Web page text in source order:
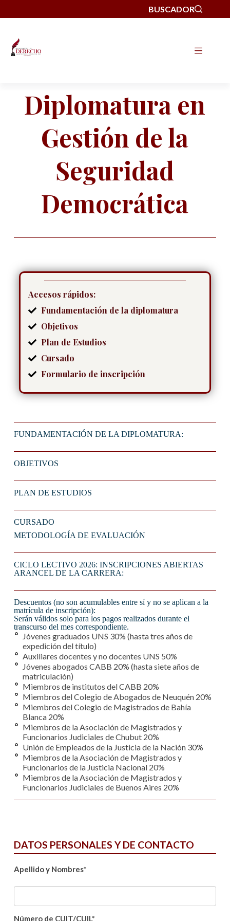
BUSCADOR
Diplomatura en
Gestión de la
Seguridad
Democrática
Accesos rápidos:
Fundamentación de la diplomatura
Objetivos
Plan de Estudios
Cursado
Formulario de inscripción
FUNDAMENTACIÓN DE LA DIPLOMATURA:
OBJETIVOS
PLAN DE ESTUDIOS
CURSADO
METODOLOGÍA DE EVALUACIÓN
CICLO LECTIVO 2026: INSCRIPCIONES ABIERTAS
ARANCEL DE LA CARRERA:
Descuentos (no son acumulables entre sí y no se aplican a la
matrícula de inscripción):
Serán válidos solo para los pagos realizados durante el
transcurso del mes correspondiente.
Jóvenes graduados UNS 30% (hasta tres años de
expedición del título)
Auxiliares docentes y no docentes UNS 50%
Jóvenes abogados CABB 20% (hasta siete años de
matriculación)
Miembros de institutos del CABB 20%
Miembros del Colegio de Abogados de Neuquén 20%
Miembros del Colegio de Magistrados de Bahía
Blanca 20%
Miembros de la Asociación de Magistrados y
Funcionarios Judiciales de Chubut 20%
Unión de Empleados de la Justicia de la Nación 30%
Miembros de la Asociación de Magistrados y
Funcionarios de la Justicia Nacional 20%
Miembros de la Asociación de Magistrados y
Funcionarios Judiciales de Buenos Aires 20%
DATOS PERSONALES Y DE CONTACTO
Apellido y Nombres*
Número de CUIT/CUIL*